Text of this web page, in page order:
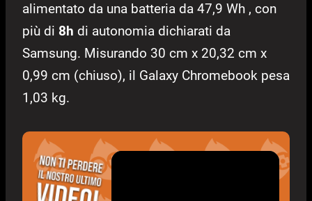
alimentato da una batteria da 47,9 Wh , con
più di 8h di autonomia dichiarati da
Samsung. Misurando 30 cm x 20,32 cm x
0,99 cm (chiuso), il Galaxy Chromebook pesa
1,03 kg.